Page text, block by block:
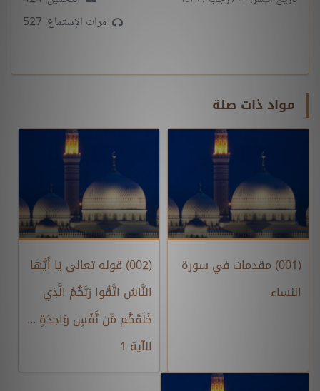
مرات الإستماع: 527
مواد ذات صلة
(001) مقدمات في سورة
النساء
(002) قوله تعالى يَا أَيُّهَا
النَّاسُ اتَّقُوا رَبَّكُمُ الَّذِي
خَلَقَكُم مِّن نَّفْسٍ وَاحِدَةٍ ...
الآية 1